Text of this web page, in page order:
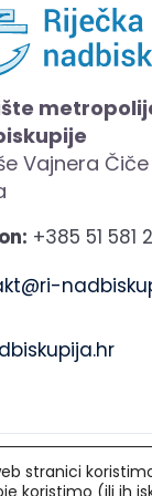
Vajnera Čiče
+385 51 581
© 2021.
stranici
koristimo (ili ih